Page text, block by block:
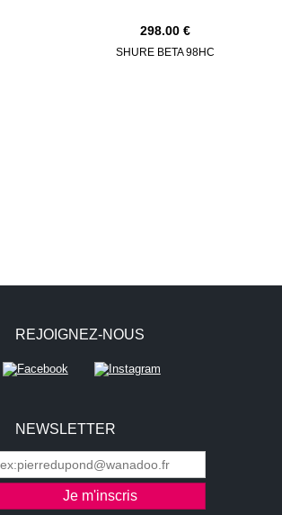
298.00
SHURE BETA 98HC
REJOIGNEZ-NOUS
NEWSLETTER